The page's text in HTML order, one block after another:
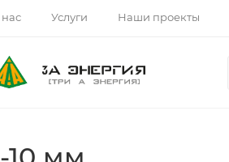
Услуги Наши проекты